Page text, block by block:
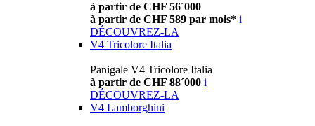
à partir de CHF 56´000
à partir de CHF 589 par mois* i
DÉCOUVREZ-LA
V4 Tricolore Italia
Panigale V4 Tricolore Italia
à partir de CHF 88´000 i
DÉCOUVREZ-LA
V4 Lamborghini